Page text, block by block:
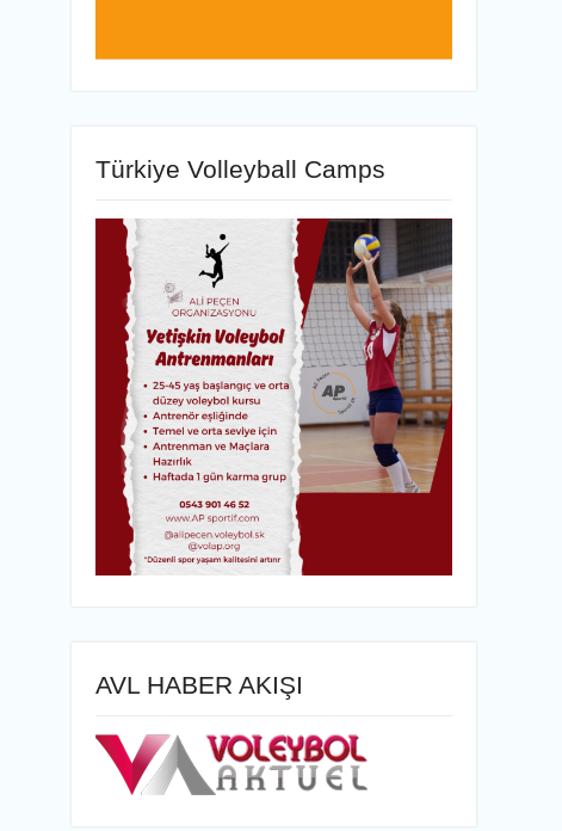
Türkiye Volleyball Camps
AVL HABER AKIŞI